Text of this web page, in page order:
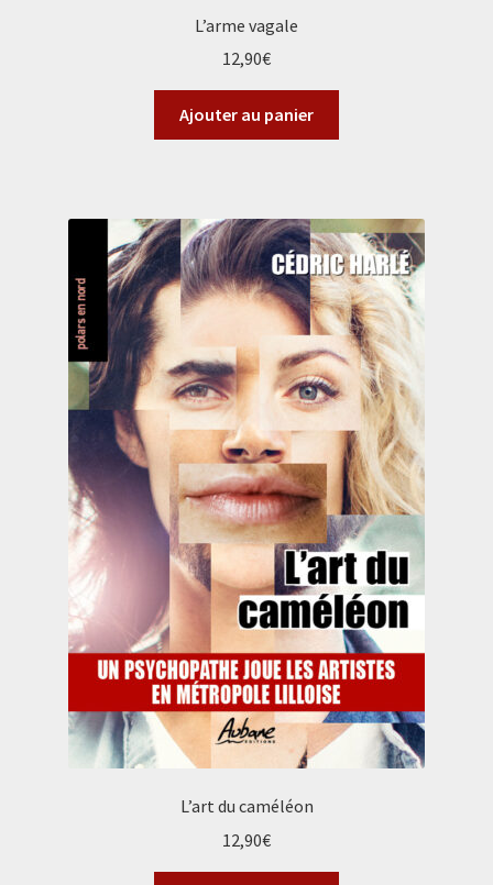
L’arme vagale
12,90€
Ajouter au panier
L’art du caméléon
12,90€